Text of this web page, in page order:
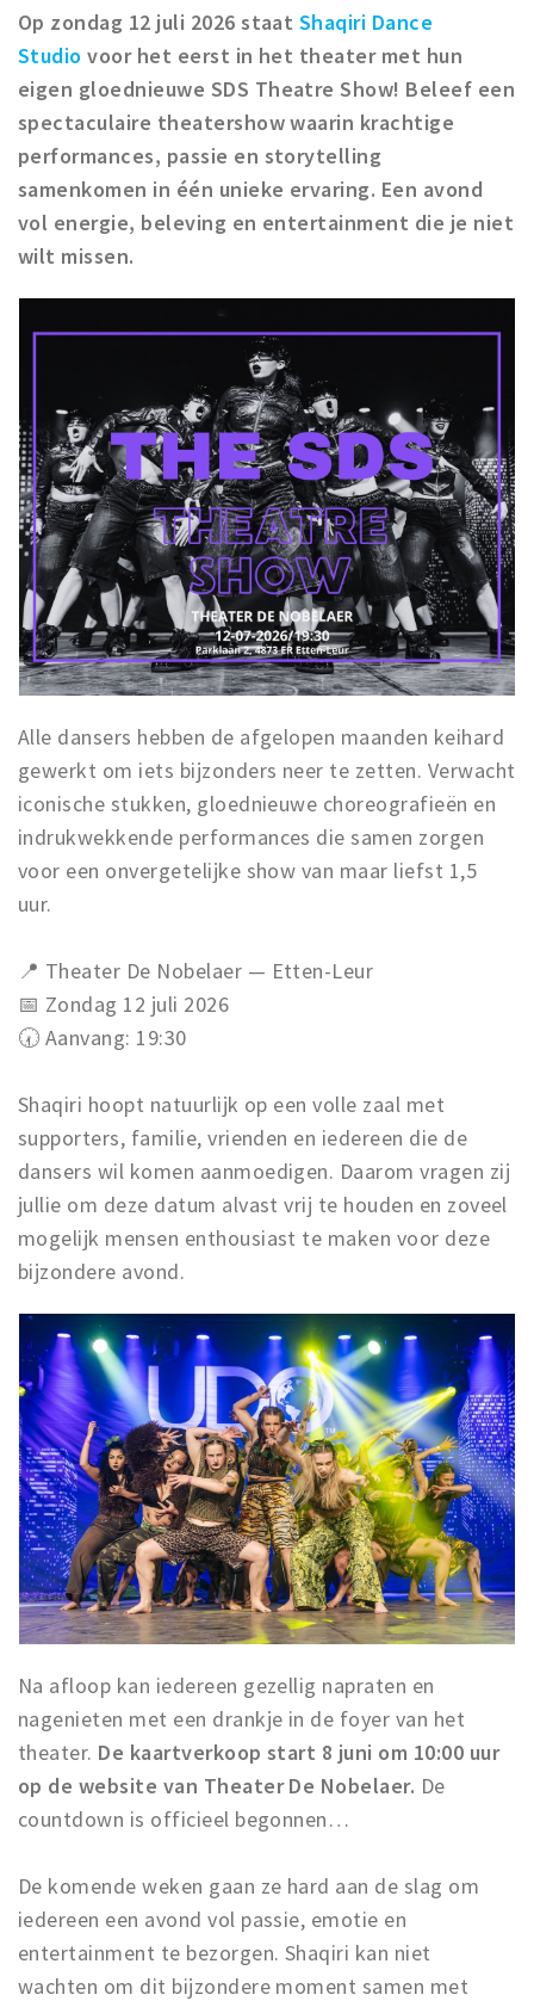
Winkelgebieden
Parkeren
Bezienswaardigheden
Musea, theaters & podia
Uitjes & activiteiten
Toeristische routes
Andere City Apps
Inloggen
Op zondag 12 juli 2026 staat Shaqiri Dance
Studiovoor het eerst in het theater met hun
eigen gloednieuwe SDS Theatre Show! Beleef een
spectaculaire theatershow waarin krachtige
performances, passie en storytelling
samenkomen in één unieke ervaring. Een avond
vol energie, beleving en entertainment die je niet
wilt missen.
Alle dansers hebben de afgelopen maanden keihard
gewerkt om iets bijzonders neer te zetten. Verwacht
iconische stukken, gloednieuwe choreografieën en
indrukwekkende performances die samen zorgen
voor een onvergetelijke show van maar liefst 1,5
uur.
📍 Theater De Nobelaer — Etten-Leur
📅 Zondag 12 juli 2026
🕢 Aanvang: 19:30
Shaqiri hoopt natuurlijk op een volle zaal met
supporters, familie, vrienden en iedereen die de
dansers wil komen aanmoedigen. Daarom vragen zij
jullie om deze datum alvast vrij te houden en zoveel
mogelijk mensen enthousiast te maken voor deze
bijzondere avond.
Na afloop kan iedereen gezellig napraten en
nagenieten met een drankje in de foyer van het
theater. De kaartverkoop start 8 juni om 10:00 uur
op de website van Theater De Nobelaer. De
countdown is officieel begonnen…
De komende weken gaan ze hard aan de slag om
iedereen een avond vol passie, emotie en
entertainment te bezorgen. Shaqiri kan niet
wachten om dit bijzondere moment samen met